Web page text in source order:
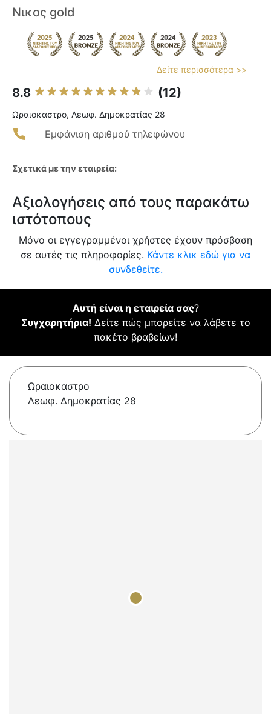
Νικος gold
Δείτε περισσότερα >>
8.8 (12)
Ωραιοκαστρο, Λεωφ. Δημοκρατίας 28
Εμφάνιση αριθμού τηλεφώνου
Σχετικά με την εταιρεία:
Αξιολογήσεις από τους παρακάτω
ιστότοπους
Μόνο οι εγγεγραμμένοι χρήστες έχουν πρόσβαση
σε αυτές τις πληροφορίες. Κάντε κλικ εδώ για να
συνδεθείτε.
Αυτή είναι η εταιρεία σας?
Συγχαρητήρια! Δείτε πώς μπορείτε να λάβετε το
πακέτο βραβείων!
Ωραιοκαστρο
Λεωφ. Δημοκρατίας 28